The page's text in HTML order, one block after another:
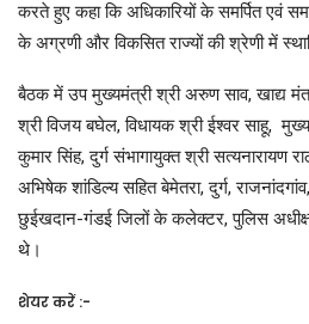
करते हुए कहा कि अधिकारियों के समर्पित एवं
के अग्रणी और विकसित राज्यों की श्रेणी में
बैठक में उप मुख्यमंत्री श्री अरुण साव, खाद्य
श्री विजय बघेल, विधायक श्री ईश्वर साहू,
कुमार सिंह, दुर्ग संभागायुक्त श्री सत्यनारायण
अभिषेक शांडिल्य सहित बेमेतरा, दुर्ग,
छुईखदान-गंडई जिलों के कलेक्टर, पुलिस
थे।
शेयर करें :-